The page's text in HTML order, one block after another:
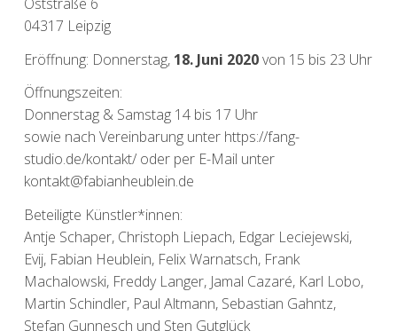
04317 Leipzig
Eröffnung: Donnerstag, 18. Juni 2020von 15 bis 23 Uhr
Öffnungszeiten:
Donnerstag & Samstag 14 bis 17 Uhr
sowie nach Vereinbarung unter https://fang-
studio.de/kontakt/ oder per E-Mail unter
kontakt@fabianheublein.de
Beteiligte Künstler*innen:
Antje Schaper, Christoph Liepach, Edgar Leciejewski,
Evij, Fabian Heublein, Felix Warnatsch, Frank
Machalowski, Freddy Langer, Jamal Cazaré, Karl Lobo,
Martin Schindler, Paul Altmann, Sebastian Gahntz,
Stefan Gunnesch und Sten Gutglück